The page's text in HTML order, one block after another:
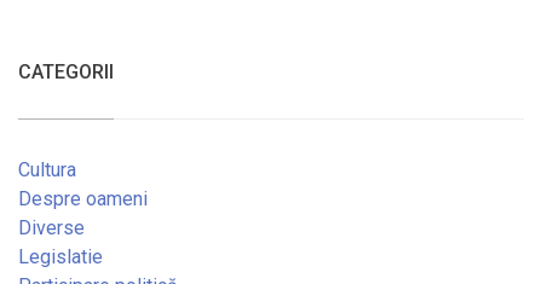
CATEGORII
Cultura
Despre oameni
Diverse
Legislatie